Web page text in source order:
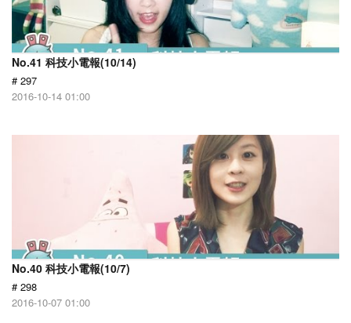
No.41 科技小電報(10/14)
# 297
2016-10-14 01:00
No.40 科技小電報(10/7)
# 298
2016-10-07 01:00